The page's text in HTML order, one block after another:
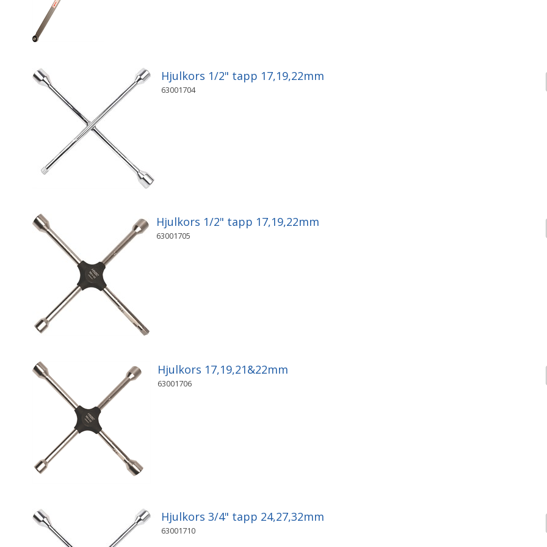
Hjulkors 1/2" tapp 17,19,22mm
63001704
Hjulkors 1/2" tapp 17,19,22mm
63001705
Hjulkors 17,19,21&22mm
63001706
Hjulkors 3/4" tapp 24,27,32mm
63001710